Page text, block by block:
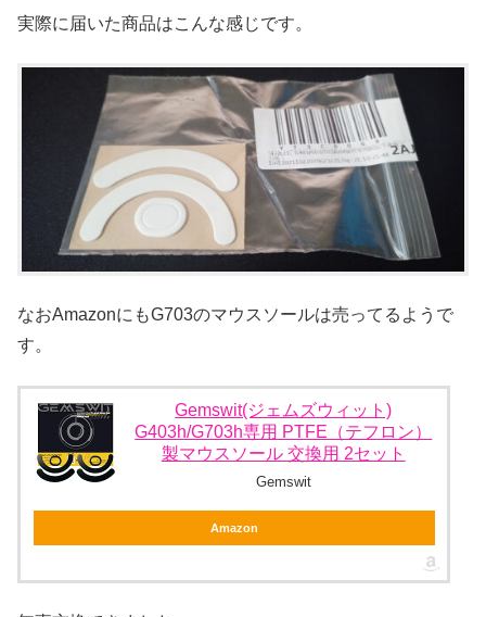
実際に届いた商品はこんな感じです。
なおAmazonにもG703のマウスソールは売ってるようで
す。
Gemswit(ジェムズウィット)
G403h/G703h専用 PTFE（テフロン）
製マウスソール 交換用 2セット
Gemswit
Amazon